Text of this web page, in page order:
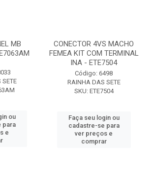
MB
ou
para
e
CONECTOR 4VS MACHO
FEMEA KIT COM TERMINAL
INA - ETE7504
Código: 6498
RAINHA DAS SETE
SKU: ETE7504
Faça seu login ou
cadastre-se para
ver preços e
comprar